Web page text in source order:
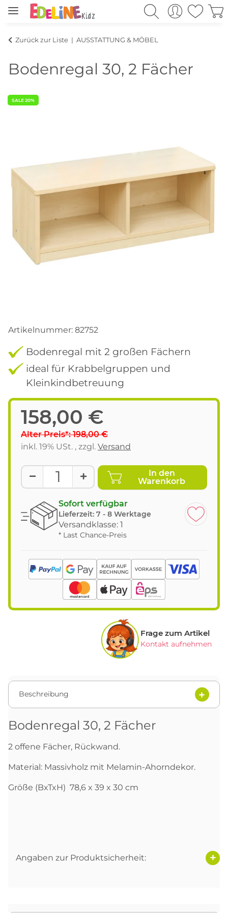
Zurück zur Liste AUSSTATTUNG & MÖBEL
Bodenregal 30, 2 Fächer
SALE 20%
Artikelnummer: 82752
Bodenregal mit 2 großen Fächern
ideal für Krabbelgruppen und
Kleinkindbetreuung
158,00 €
Alter Preis*: 198,00 €
inkl. 19% USt. , zzgl. Versand
In den
Warenkorb
Sofort verfügbar
Lieferzeit: 7 - 8 Werktage
Versandklasse: 1
* Last Chance-Preis
Frage zum Artikel
Kontakt aufnehmen
Beschreibung
Bodenregal 30, 2 Fächer
2 offene Fächer, Rückwand.
Material: Massivholz mit Melamin-Ahorndekor.
Größe (BxTxH) 78,6 x 39 x 30 cm
Angaben zur Produktsicherheit: